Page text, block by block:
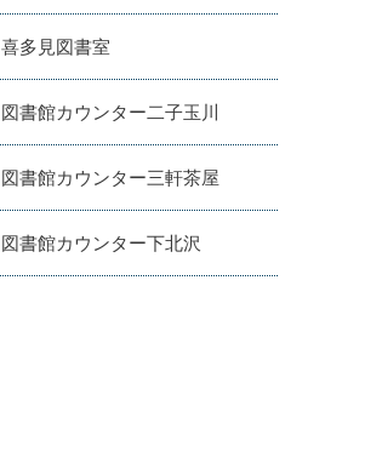
喜多見図書室
図書館カウンター二子玉川
図書館カウンター三軒茶屋
図書館カウンター下北沢